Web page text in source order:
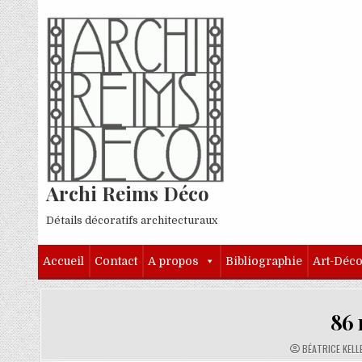
Skip to content
Archi Reims Déco
Détails décoratifs architecturaux
Accueil Contact A propos Bibliographie Art-Déco
86
AUTHOR:
BÉATRICE